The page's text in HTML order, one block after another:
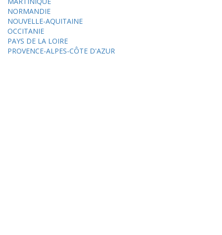
NORMANDIE
NOUVELLE-AQUITAINE
OCCITANIE
PAYS DE LA LOIRE
PROVENCE-ALPES-CÔTE D'AZUR